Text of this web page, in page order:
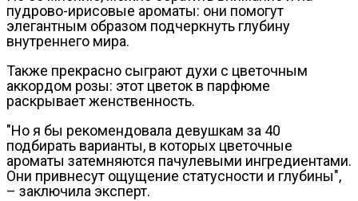
пудрово-ирисовые ароматы: они помогут
элегантным образом подчеркнуть глубину
внутреннего мира.
Также прекрасно сыграют духи с цветочным
аккордом розы: этот цветок в парфюме
раскрывает женственность.
"Но я бы рекомендовала девушкам за 40
подбирать варианты, в которых цветочные
ароматы затемняются пачулевыми ингредиентами.
Они привнесут ощущение статусности и глубины",
– заключила эксперт.